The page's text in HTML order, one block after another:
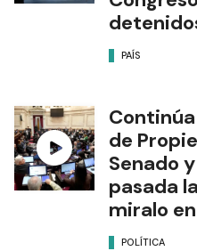
PAÍS
de
Senado
pasada
miralo
POLÍTICA